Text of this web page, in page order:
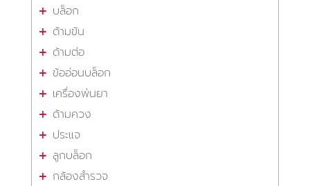
บล็อก
ด้ามขัน
ด้ามต่อ
ข้ออ่อนบล็อก
เครื่องพ่นยา
ด้ามควง
ประแจ
ลูกบล็อก
กล้องสำรวจ